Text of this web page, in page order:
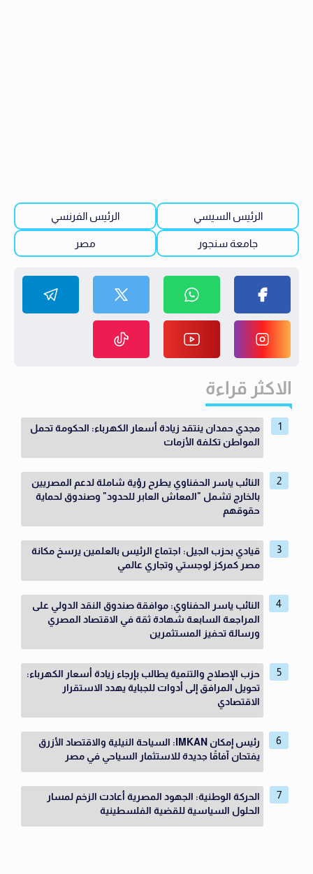
الرئيس السيسي الرئيس الفرنسي
جامعة سنجور مصر
الاكثر قراءة
مجدي حمدان ينتقد زيادة أسعار الكهرباء: الحكومة تحمل
المواطن تكلفة الأزمات
النائب ياسر الحفناوي يطرح رؤية شاملة لدعم المصريين
بالخارج تشمل "المعاش العابر للحدود" وصندوق لحماية
حقوقهم
قيادي بحزب الجيل: اجتماع الرئيس بالعلمين يرسخ مكانة
مصر كمركز لوجستي وتجاري عالمي
النائب ياسر الحفناوي: موافقة صندوق النقد الدولي على
المراجعة السابعة شهادة ثقة في الاقتصاد المصري
ورسالة تحفيز المستثمرين
حزب الإصلاح والتنمية يطالب بإرجاء زيادة أسعار الكهرباء:
تحويل المرافق إلى أدوات للجباية يهدد الاستقرار
الاقتصادي
رئيس إمكان IMKAN: السياحة النيلية والاقتصاد الأزرق
يفتحان آفاقًا جديدة للاستثمار السياحي في مصر
الحركة الوطنية: الجهود المصرية أعادت الزخم لمسار
الحلول السياسية للقضية الفلسطينية